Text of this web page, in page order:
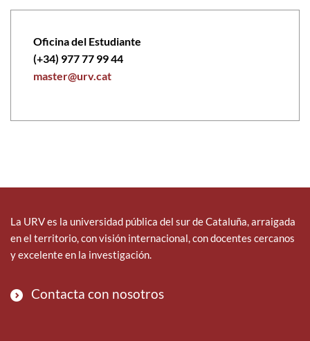
Oficina del Estudiante
(+34) 977 77 99 44
master@urv.cat
La URV es la universidad pública del sur de Cataluña, arraigada
en el territorio, con visión internacional, con docentes cercanos
y excelente en la investigación.
Contacta con nosotros